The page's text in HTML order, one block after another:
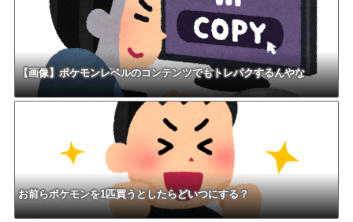
【画像】ポケモンレベルのコンテンツでもトレパクするんやな
お前らポケモンを1匹買うとしたらどいつにする？